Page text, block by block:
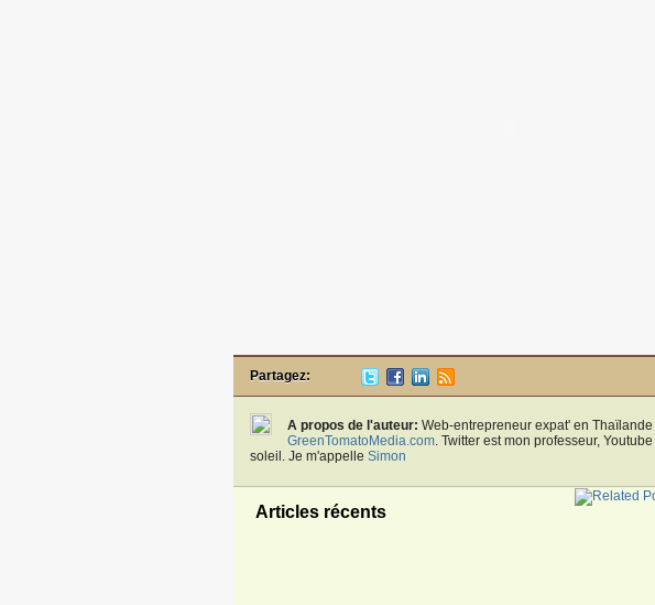
Partagez:
A propos de l'auteur: Web-entrepreneur expat' en
GreenTomatoMedia.com. Twitter est mon professeur,
soleil. Je m'appelle Simon
Articles récents